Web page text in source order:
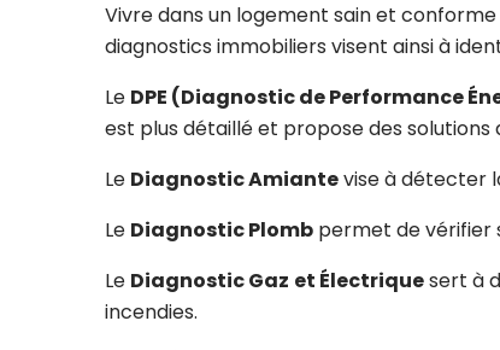
Vivre dans un logement sain et
diagnostics immobiliers visent ainsi à
Le DPE (Diagnostic de Performance
est plus détaillé et propose des solutions
Le Diagnostic Amiantevise à détecter
Le Diagnostic Plomb permet de vérifier
Le Diagnostic Gaz et Électriquesert à
incendies.